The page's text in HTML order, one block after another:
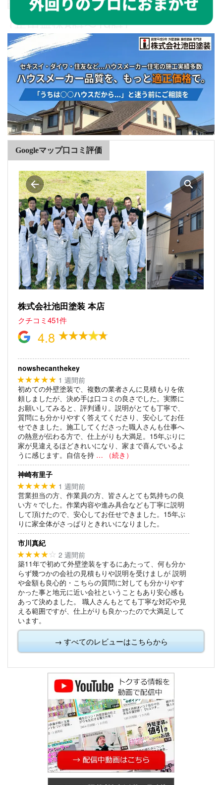
Googleマップ口コミ評価
株式会社池田塗装 本店
クチコミ451件
4.8
nowshecanthekey
★★★★★ 1 週間前
初めての外壁塗装で、複数の業者さんに見積もりを依
頼しましたが、決め手は口コミの良さでした。実際に
お願いしてみると、評判通り。説明がとても丁寧で、
質問にも分かりやすく答えてくださり、安心してお任
せできました。施工してくださった職人さんも仕事へ
の熱意が伝わる方で、仕上がりも大満足。15年ぶりに
家が見違えるほどきれいになり、家まで喜んでいるよ
うに感じます。自信を持 … （続き）
神崎有里子
★★★★★ 1 週間前
営業担当の方、作業員の方、皆さんとても気持ちの良
い方々でした。作業内容や進み具合なども丁寧に説明
して頂けたので、安心してお任せできました。15年ぶ
りに家全体がさっぱりときれいになりました。
市川真紀
★★★★☆ 2 週間前
築11年で初めて外壁塗装をするにあたって、何も分か
らず幾つかの会社の見積もりや説明を受けましが 説明
や金額も良心的・こちらの質問に対しても分かりやす
かった事と地元に近い会社ということもあり安心感も
あって決めました。
職人さんもとても丁寧な対応や見
える範囲ですが、仕上がりも良かったので大満足して
います。
→ すべてのレビューはこちらから